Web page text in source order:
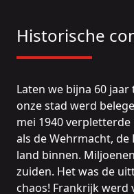
Historische
Laten we bijna 60
onze stad werd
mei 1940
als de Wehrmacht,
land binnen.
zuiden. Het was de
chaos! Frankrijk werd